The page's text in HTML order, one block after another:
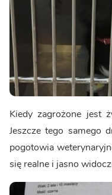
Kiedy zagrożone jest
Jeszcze tego samego
pogotowia
się realne i jasno